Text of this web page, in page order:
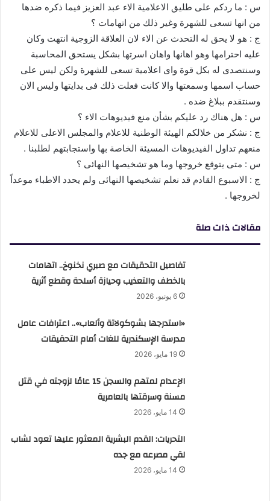
س : ما ردكم على طليق الاعلامية الاء عبد العزيز فيما ذكره ضدها
من انها تسعى للشهرة وغير ذلك من اتهامات ؟
ج : هو لا يحق له التحدث عن الاء لان العلاقة الزوجية انتهت وكان
عليه احترامها وهو اهانها واهان اسرتها بشكل يستحق المحاسبة
وسنتصدى له بكل قوة واى اعلامية تسعى للشهرة ولكن ليس على
حساب اسمها وسمعتها والا كانت فعلت ذلك فى بدايتها وليس الان
وسنتقدم ببلاغ ضده .
س : هل هناك رد عليكم بشأن منع فيديوهات الاء ؟
ج : نشكر من خلالكم الهيئة الوطنية للاعلام والمجلس الاعلى للاعلام
منعهم تداول الفيديوهات المسيئة الخاصة بها واستجابتهم لطلبنا .
س : متى يتوقع خروجها وما هو تشخيصها النهائى ؟
ج : الاسبوع القادم قد نعلم تشخيصها النهائى ولم يحدد الاطباء موعداً
لخروجها .
مقالات ذات صلة
تفاصيل التحقيقات مع صبري نخنوخ.. اتهامات
بالخطف والتعذيب وحيازة أسلحة وقطع أثرية
6 يونيو، 2026
«استدرجها بشوكولاتة وألعاب».. اعترافات عامل
مدرسة الإسكندرية للغات أمام التحقيقات
19 مايو، 2026
الإعدام لمتهم والسجن 15 عامًا لزوجته في قتل
مسنة وسرقتها بالعامرية
14 مايو، 2026
التحريات: القدم البشرية المعثور عليها تعود لشاب
لقي مصرعه مع جده
14 مايو، 2026